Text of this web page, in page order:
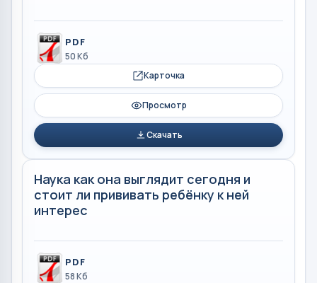
PDF
50 Кб
Карточка
Просмотр
Скачать
Наука как она выглядит сегодня и
стоит ли прививать ребёнку к ней
интерес
PDF
58 Кб